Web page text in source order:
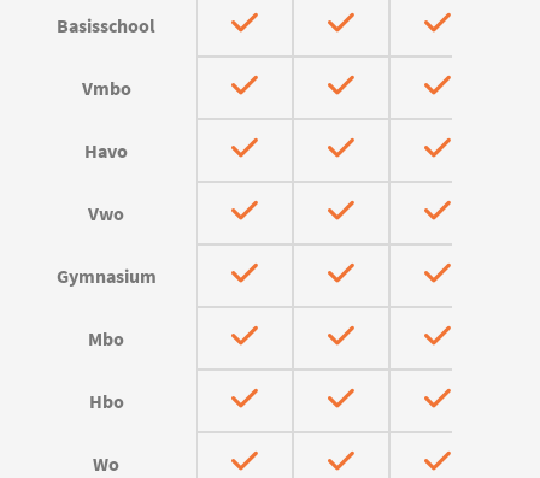
Basisschool
Vmbo
Havo
Vwo
Gymnasium
Mbo
Hbo
Wo